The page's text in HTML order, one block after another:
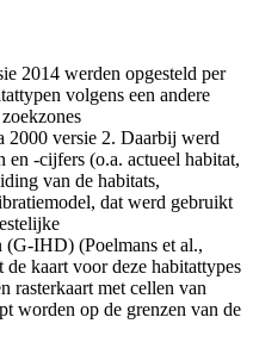
2014 werden opgesteld per
volgens een andere
2000 versie 2. Daarbij werd
en -cijfers (o.a. actueel habitat,
van de habitats,
dat werd gebruikt
(G-IHD) (Poelmans et al.,
kaart voor deze habitattypes
rasterkaart met cellen van
worden op de grenzen van de